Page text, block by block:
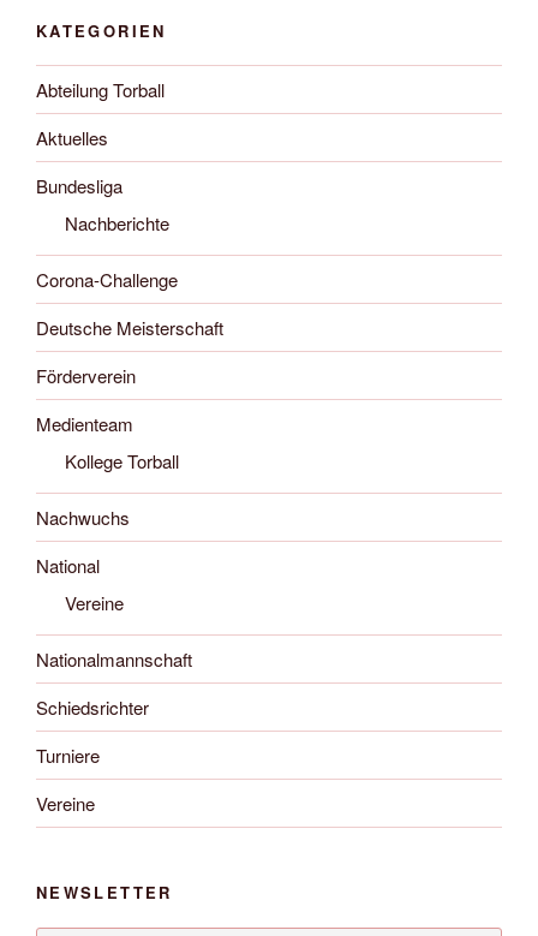
KATEGORIEN
Abteilung Torball
Aktuelles
Bundesliga
Nachberichte
Corona-Challenge
Deutsche Meisterschaft
Förderverein
Medienteam
Kollege Torball
Nachwuchs
National
Vereine
Nationalmannschaft
Schiedsrichter
Turniere
Vereine
NEWSLETTER